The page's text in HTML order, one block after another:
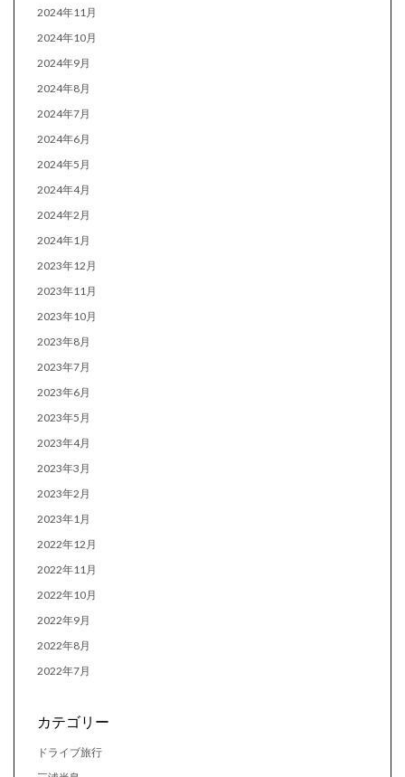
2024年11月
2024年10月
2024年9月
2024年8月
2024年7月
2024年6月
2024年5月
2024年4月
2024年2月
2024年1月
2023年12月
2023年11月
2023年10月
2023年8月
2023年7月
2023年6月
2023年5月
2023年4月
2023年3月
2023年2月
2023年1月
2022年12月
2022年11月
2022年10月
2022年9月
2022年8月
2022年7月
カテゴリー
ドライブ旅行